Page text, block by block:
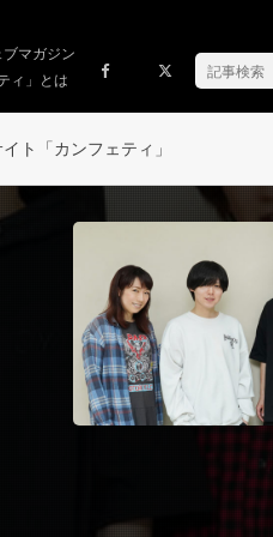
マガジン
ィ」とは
ト「カンフェティ」